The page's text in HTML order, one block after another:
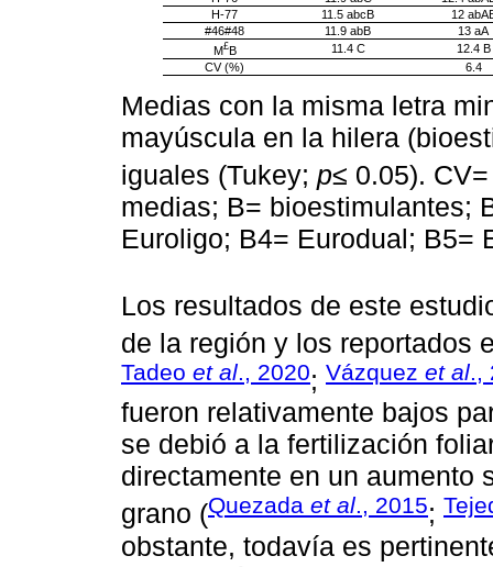
H-77
11.5 abcB
12
#46#48
11.9 abB
13 aA
M£B 11.4 C
12.4 B
CV (%)
6.4
Medias con la misma letra
mayúscula en la hilera
iguales (Tukey; p≤ 0.05).
medias; B= bioestimulantes;
Euroligo; B4= Eurodual; B5=
Los resultados de este
de la región y los reportados
Tadeo et al., 2020; Vázquez et al.,
fueron relativamente bajos
se debió a la fertilización
directamente en un aumento
grano (Quezada et al., 2015;
obstante, todavía es